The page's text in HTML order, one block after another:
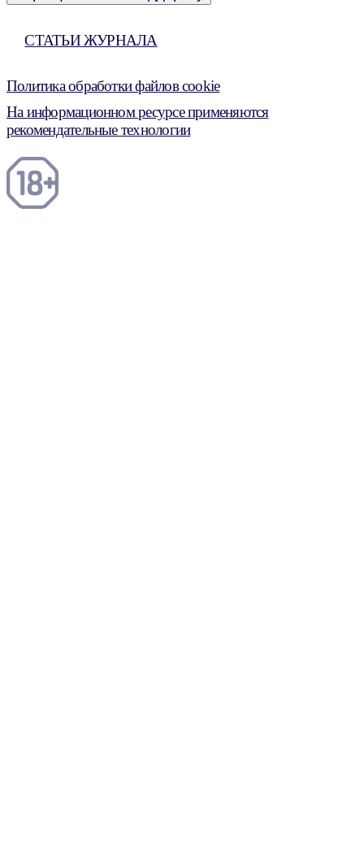
СТАТЬИ ЖУРНАЛА
Политика обработки файлов cookie
На информационном ресурсе применяются
рекомендательные технологии